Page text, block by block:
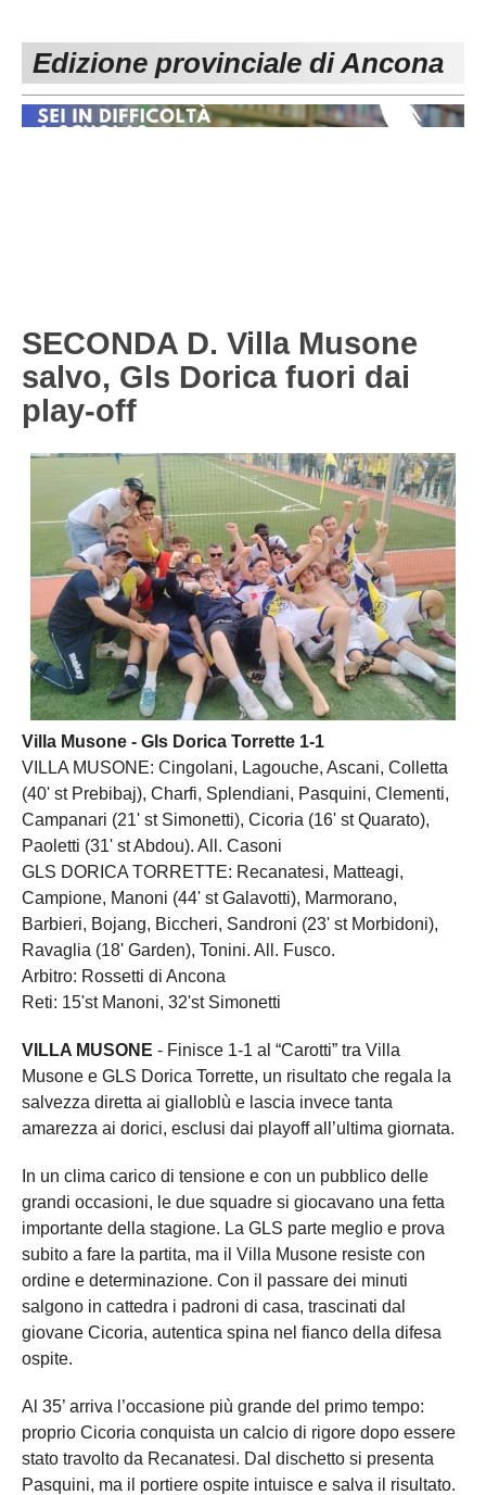
Carica la tua Rosa
1^ CATEGORIA
2^ CATEGORIA
Edizione provinciale di Ancona
SECONDA D. Villa Musone
salvo, Gls Dorica fuori dai
play-off
Villa Musone - Gls Dorica Torrette 1-1
VILLA MUSONE: Cingolani, Lagouche, Ascani, Colletta
(40' st Prebibaj), Charfi, Splendiani, Pasquini, Clementi,
Campanari (21' st Simonetti), Cicoria (16' st Quarato),
Paoletti (31' st Abdou). All. Casoni
GLS DORICA TORRETTE: Recanatesi, Matteagi,
Campione, Manoni (44' st Galavotti), Marmorano,
Barbieri, Bojang, Biccheri, Sandroni (23' st Morbidoni),
Ravaglia (18' Garden), Tonini. All. Fusco.
Arbitro: Rossetti di Ancona
Reti: 15'st Manoni, 32'st Simonetti
VILLA MUSONE - Finisce 1-1 al “Carotti” tra Villa
Musone e GLS Dorica Torrette, un risultato che regala la
salvezza diretta ai gialloblù e lascia invece tanta
amarezza ai dorici, esclusi dai playoff all’ultima giornata.
In un clima carico di tensione e con un pubblico delle
grandi occasioni, le due squadre si giocavano una fetta
importante della stagione. La GLS parte meglio e prova
subito a fare la partita, ma il Villa Musone resiste con
ordine e determinazione. Con il passare dei minuti
salgono in cattedra i padroni di casa, trascinati dal
giovane Cicoria, autentica spina nel fianco della difesa
ospite.
Al 35’ arriva l’occasione più grande del primo tempo:
proprio Cicoria conquista un calcio di rigore dopo essere
stato travolto da Recanatesi. Dal dischetto si presenta
Pasquini, ma il portiere ospite intuisce e salva il risultato.